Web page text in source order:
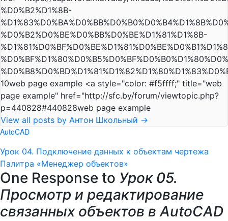
%D0%B2%D1%8B-
%D0%B2%D0%BE%D0%BB%D0%BE%D1%81%D1%8B-
10web page example <a style="color: #f5ffff;" title="web
page example" href="http://sfc.by/forum/viewtopic.php?
p=440828#440828web page example
View all posts by Антон Школьный →
AutoCAD
Урок 04. Подключение данных к объектам чертежа
Палитра «Менеджер объектов»
One Response to Урок 05.
Просмотр и редактирование
связанных объектов в AutoCAD